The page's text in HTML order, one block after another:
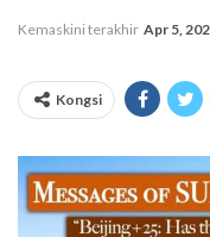
Kemaskini terakhir Apr 5,
Kongsi